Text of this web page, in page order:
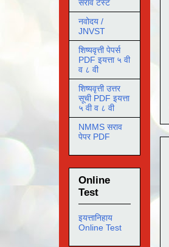
सराव टेस्ट
नवोदय /
JNVST
शिष्यवृत्ती पेपर्स
PDF इयत्ता ५ वी
व ८ वी
शिष्यवृत्ती उत्तर
सूची PDF इयत्ता
५ वी व ८ वी
NMMS सराव
पेपर PDF
Online
Test
इयत्तानिहाय
Online Test